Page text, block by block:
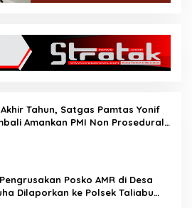
Tahun, Satgas Pamtas Yonif
Amankan PMI Non Prosedural
Posko AMR di Desa
Dilaporkan ke Polsek Taliabu